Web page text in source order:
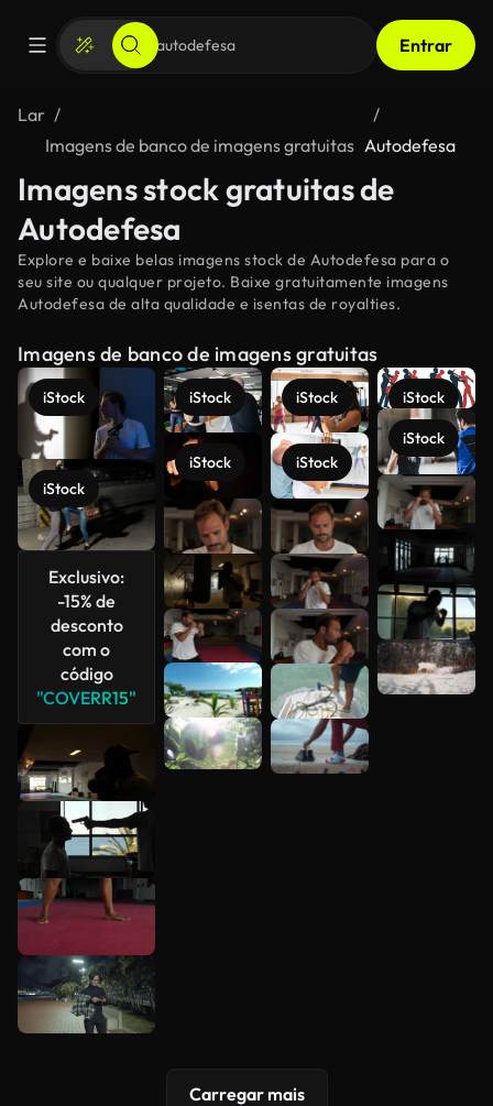
Entrar
Lar
Imagens de banco de imagens gratuitas Autodefesa
Imagens stock gratuitas de
Autodefesa
Explore e baixe belas imagens stock de Autodefesa para o
seu site ou qualquer projeto. Baixe gratuitamente imagens
Autodefesa de alta qualidade e isentas de royalties.
Imagens de banco de imagens gratuitas
iStock
iStock
Exclusivo:
-15% de
desconto
com o
código
"COVERR15"
iStock
iStock
iStock
iStock
iStock
iStock
Veja mais
Carregar mais